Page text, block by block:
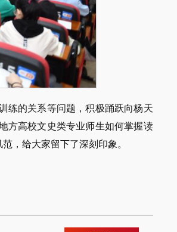
练的关系等问题，积极踊跃向杨天
方高校文史类专业师生如何掌握读
，给大家留下了深刻印象。